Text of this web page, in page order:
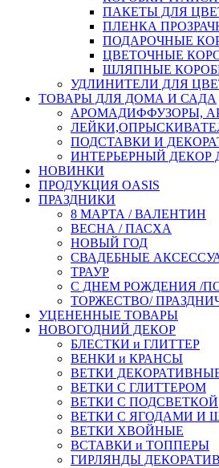
ПАКЕТЫ ДЛЯ
ПЛЕНКА
ПОДАРОЧНЫЕ
ЦВЕТОЧНЫЕ
ШЛЯПНЫЕ
УДЛИНИТЕЛИ ДЛЯ
ТОВАРЫ ДЛЯ ДОМА И САДА
АРОМАДИФФУЗОРЫ,
ПОДСТАВКИ И
ИНТЕРЬЕРНЫЙ ДЕКОР
НОВИНКИ
ПРОДУКЦИЯ OASIS
ПРАЗДНИКИ
8 МАРТА / ВАЛЕНТИН
ВЕСНА / ПАСХА
НОВЫЙ ГОД
СВАДЕБНЫЕ
ТРАУР
С ДНЕМ РОЖДЕНИЯ /
ТОРЖЕСТВО/
УЦЕНЕННЫЕ ТОВАРЫ
НОВОГОДНИЙ ДЕКОР
БЛЕСТКИ и ГЛИТТЕР
ВЕНКИ и КРАНСЫ
ВЕТКИ
ВЕТКИ С ГЛИТТЕРОМ
ВЕТКИ С ПОДСВЕТКОЙ
ВЕТКИ С ЯГОДАМИ И
ВЕТКИ ХВОЙНЫЕ
ВСТАВКИ и ТОППЕРЫ
ГИРЛЯНДЫ